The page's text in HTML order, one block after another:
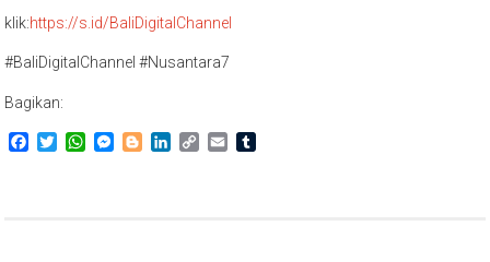
klik:https://s.id/BaliDigitalChannel
#BaliDigitalChannel #Nusantara7
Bagikan:
Facebook
TwitterWhatsApp
Messenger
BloggerLinkedIn
CopyEmail